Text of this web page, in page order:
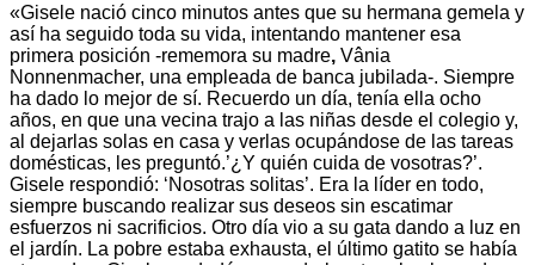
«Gisele nació cinco minutos antes que su hermana gemela y
así ha seguido toda su vida, intentando mantener esa
primera posición -rememora su madre, Vânia
Nonnenmacher, una empleada de banca jubilada-. Siempre
ha dado lo mejor de sí. Recuerdo un día, tenía ella ocho
años, en que una vecina trajo a las niñas desde el colegio y,
al dejarlas solas en casa y verlas ocupándose de las tareas
domésticas, les preguntó.’¿Y quién cuida de vosotras?’.
Gisele respondió: ‘Nosotras solitas’. Era la líder en todo,
siempre buscando realizar sus deseos sin escatimar
esfuerzos ni sacrificios. Otro día vio a su gata dando a luz en
el jardín. La pobre estaba exhausta, el último gatito se había